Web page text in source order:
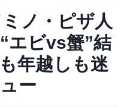
ミノ・ピザ人
エビvs蟹”結
年越しも迷
ー